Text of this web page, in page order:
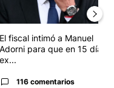
El fiscal intimó a Manuel
Adorni para que en 15 días
ex...
116 comentarios